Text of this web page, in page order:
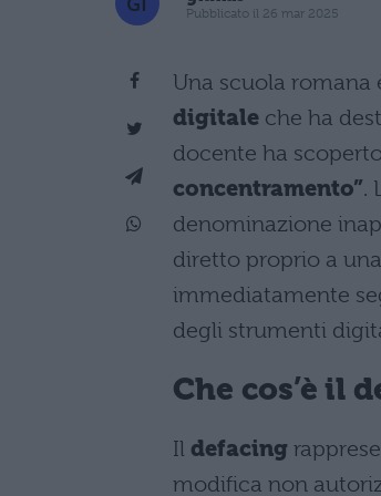
Pubblicato il 26 mar 2025
Una scuola
digitale che ha
docente ha
concentramento”.
denominazione
diretto proprio a
immediatamente
degli strumenti
Che cos’è il
Il defacing
modifica non